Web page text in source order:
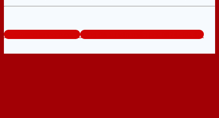
www.bancuanhom.com Tổng đài tư vấn miễn phí: 0824.400.400